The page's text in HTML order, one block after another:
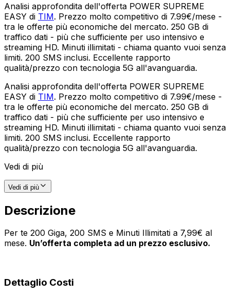
Analisi approfondita dell'offerta POWER SUPREME
EASY di TIM. Prezzo molto competitivo di 7.99€/mese -
tra le offerte più economiche del mercato. 250 GB di
traffico dati - più che sufficiente per uso intensivo e
streaming HD. Minuti illimitati - chiama quanto vuoi senza
limiti. 200 SMS inclusi. Eccellente rapporto
qualità/prezzo con tecnologia 5G all'avanguardia.
Analisi approfondita dell'offerta POWER SUPREME
EASY di TIM. Prezzo molto competitivo di 7.99€/mese -
tra le offerte più economiche del mercato. 250 GB di
traffico dati - più che sufficiente per uso intensivo e
streaming HD. Minuti illimitati - chiama quanto vuoi senza
limiti. 200 SMS inclusi. Eccellente rapporto
qualità/prezzo con tecnologia 5G all'avanguardia.
Vedi di più
Vedi di più
Descrizione
Per te 200 Giga, 200 SMS e Minuti Illimitati a 7,99€ al
mese. Un’offerta completa ad un prezzo esclusivo.
Dettaglio Costi